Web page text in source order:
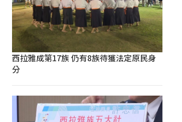
西拉雅成第17族 仍有8族待獲法定原民身
分